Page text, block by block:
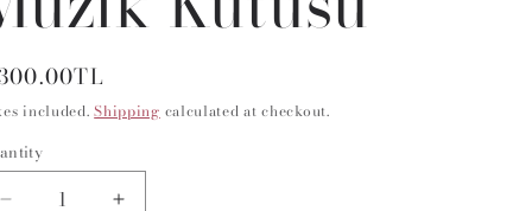
included.Shipping calculated at checkout.